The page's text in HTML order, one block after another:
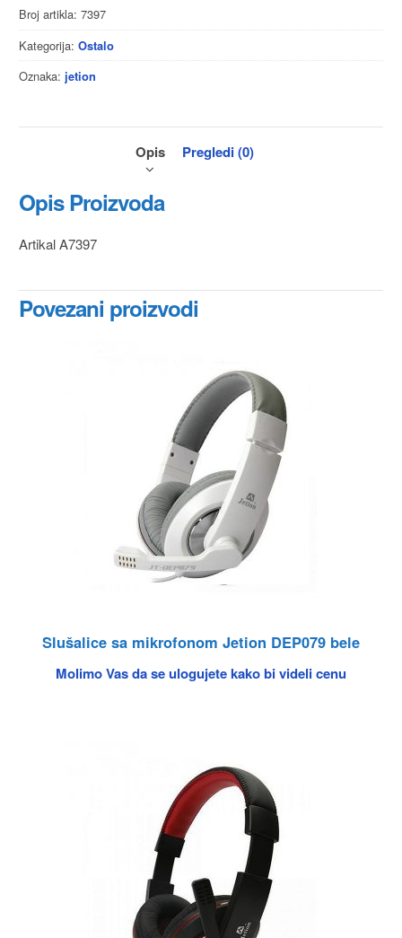
Broj artikla: 7397
Kategorija: Ostalo
Oznaka: jetion
Opis Pregledi (0)
Opis Proizvoda
Artikal A7397
Povezani proizvodi
Slušalice sa mikrofonom Jetion DEP079 bele
Molimo Vas da se ulogujete kako bi videli cenu